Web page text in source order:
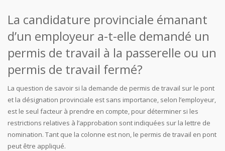
La candidature provinciale émanant
d’un employeur a-t-elle demandé un
permis de travail à la passerelle ou un
permis de travail fermé?
La question de savoir si la demande de permis de travail sur le pont
et la désignation provinciale est sans importance, selon l’employeur,
est le seul facteur à prendre en compte, pour déterminer si les
restrictions relatives à l’approbation sont indiquées sur la lettre de
nomination. Tant que la colonne est non, le permis de travail en pont
peut être appliqué.